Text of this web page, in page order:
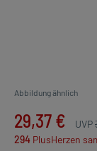
Abbildung ähnlich
29,37 € UVP
294 PlusHerzen